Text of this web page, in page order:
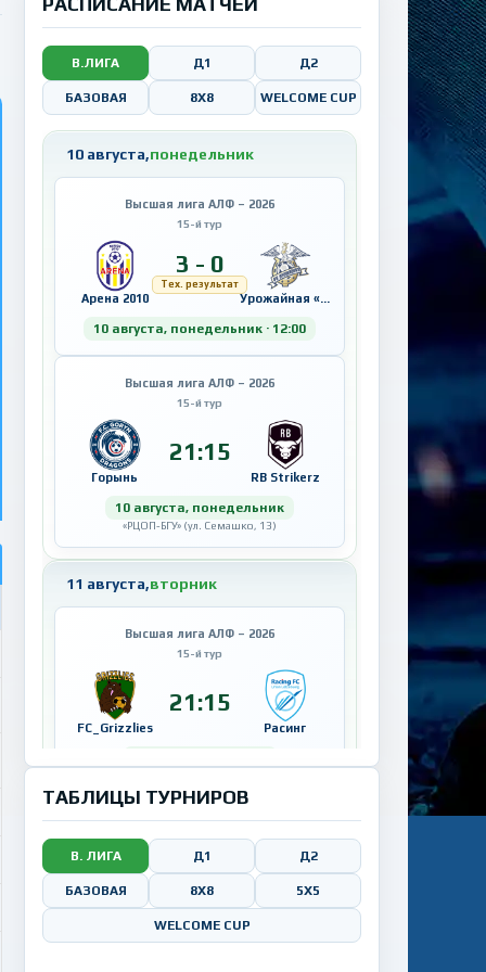
В.ЛИГА Д1 Д2
БАЗОВАЯ 8X8 WELCOME CUP
10 августа,понедельник
Высшая лига АЛФ – 2026
15-й тур
Арена 2010
3 - 0
Тех. результат
Урожайная «Futures»
10 августа, понедельник · 12:00
Высшая лига АЛФ – 2026
15-й тур
Горынь
21:15
RB Strikerz
10 августа, понедельник
«РЦОП-БГУ» (ул. Семашко, 13)
11 августа,вторник
Высшая лига АЛФ – 2026
15-й тур
FC_Grizzlies
21:15
Расинг
Высшая лига АЛФ – 2026
21:40
ТАБЛИЦЫ ТУРНИРОВ
В. ЛИГА Д1 Д2
БАЗОВАЯ 8Х8 5X5
WELCOME CUP